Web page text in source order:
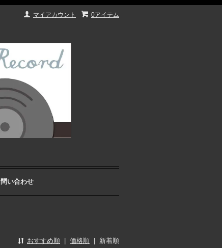
0アイテム
マイアカウント
い合わせ
おすすめ順 価格順 新着順